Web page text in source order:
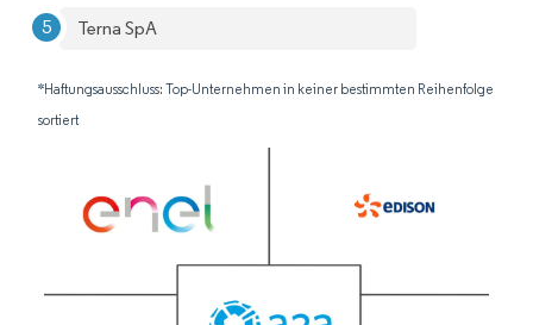
Terna SpA
*Haftungsausschluss: Top-Unternehmen in keiner bestimmten Reihenfolge
sortiert